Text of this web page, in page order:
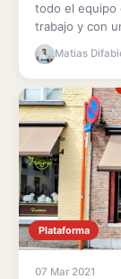
todo el equipo
trabajo y con
Matias
Plataforma
07 Mar 2021